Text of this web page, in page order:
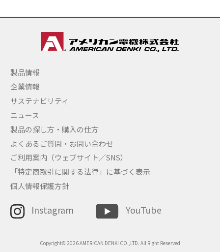
製品情報
企業情報
サステナビリティ
ニュース
製品の探し方・購入の仕方
よくあるご質問・お問い合わせ
ご利用案内（ウェブサイト／SNS）
「特定商取引に関する法律」に基づく表示
個人情報保護方針
Instagram YouTube
Copyright© 2026 AMERICAN DENKI CO.,LTD. All Right Reserved